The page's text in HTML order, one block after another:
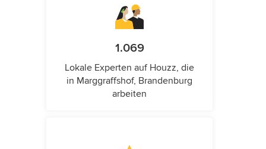
1.069
Lokale Experten auf Houzz, die
in Marggraffshof, Brandenburg
arbeiten